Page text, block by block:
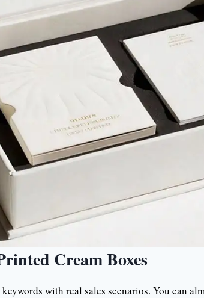
Cream Boxes
with real sales scenarios. You can